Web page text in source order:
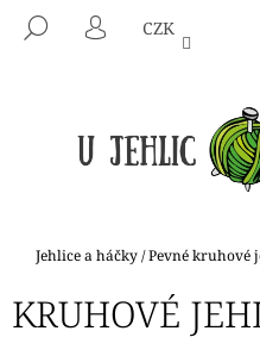
HLEDAT
PŘIHLÁŠENÍ
CZK
Domů
Jehlice a háčky/Pevné kruhové
KRUHOVÉ
T
E